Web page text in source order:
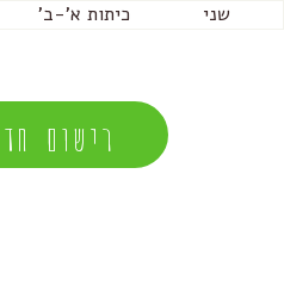
שני כיתות א'-ב'
רישום